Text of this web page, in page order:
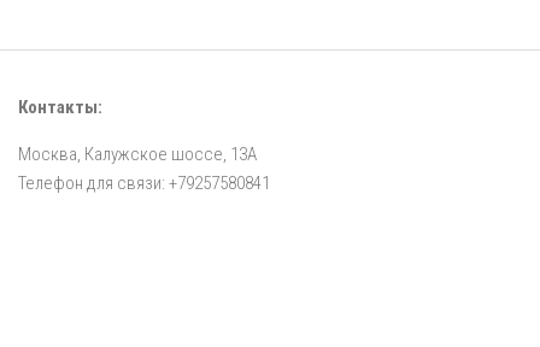
Контакты:
Москва, Калужское шоссе, 13А
Телефон для связи: +79257580841